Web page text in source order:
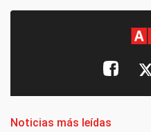
Noticias más leídas